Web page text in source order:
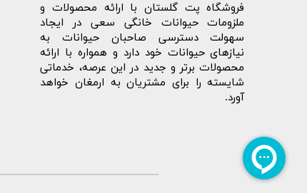
فروشگاه پت گلستان با ارائه محصولات و
ملزومات حیوانات خانگی سعی در ایجاد
سهولت دسترسی صاحبان حیوانات به
نیازهای حیوانات خود دارد و همواره با ارائه
محصولات برتر و جدید در این عرصه، خدماتی
شایسته را برای مشتریان به ارمغان خواهد
آورد.